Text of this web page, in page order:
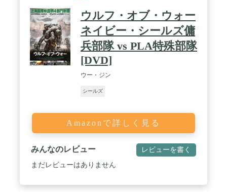
ウルフ・オブ・ウォー
ネイビー・シールズ傭
兵部隊 vs PLA特殊部隊
[DVD]
ウー・ジン
シールズ
Amazonで詳しく見る
みんなのレビュー レビューを書く
まだレビューはありません